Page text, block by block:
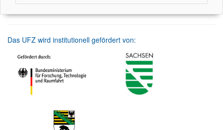
Das UFZ wird institutionell gefördert von: